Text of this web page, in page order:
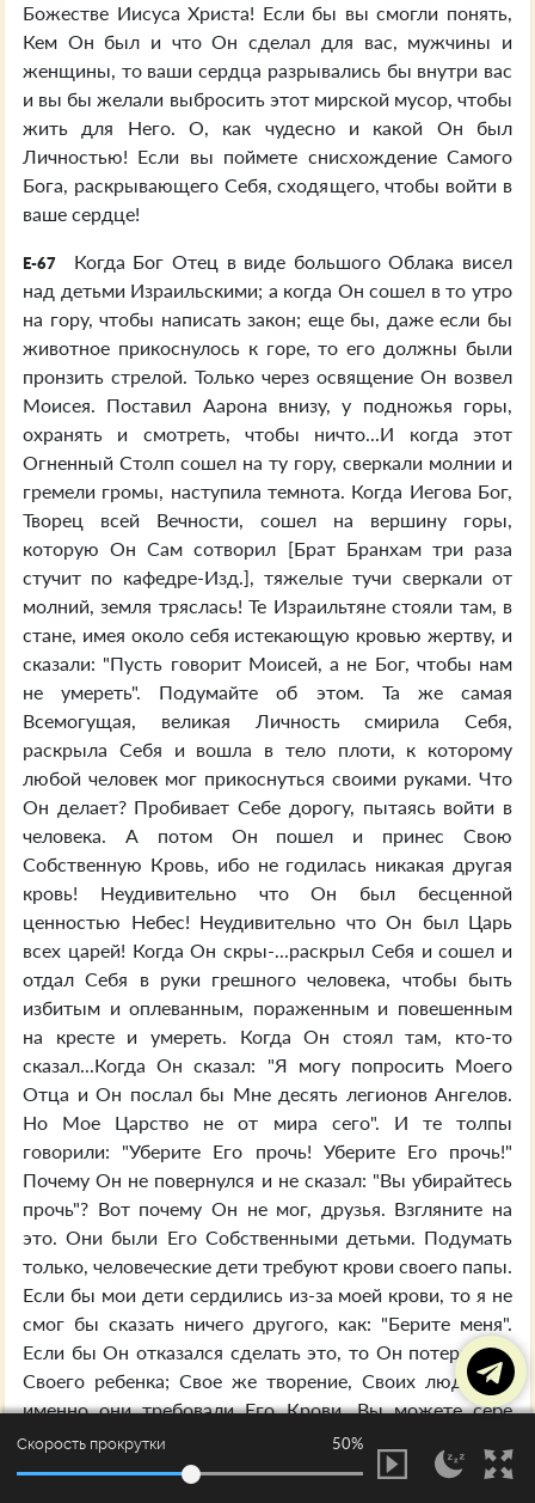
Божестве Иисуса Христа! Если бы вы смогли понять,
Кем Он был и что Он сделал для вас, мужчины и
женщины, то ваши сердца разрывались бы внутри вас
и вы бы желали выбросить этот мирской мусор, чтобы
жить для Него. О, как чудесно и какой Он был
Личностью! Если вы поймете снисхождение Самого
Бога, раскрывающего Себя, сходящего, чтобы войти в
ваше сердце!
E-67
Когда Бог Отец в виде большого Облака висел
над детьми Израильскими; а когда Он сошел в то утро
на гору, чтобы написать закон; еще бы, даже если бы
животное прикоснулось к горе, то его должны были
пронзить стрелой. Только через освящение Он возвел
Моисея. Поставил Аарона внизу, у подножья горы,
охранять и смотреть, чтобы ничто...И когда этот
Огненный Столп сошел на ту гору, сверкали молнии и
гремели громы, наступила темнота. Когда Иегова Бог,
Творец всей Вечности, сошел на вершину горы,
которую Он Сам сотворил [Брат Бранхам три раза
стучит по кафедре-Изд.], тяжелые тучи сверкали от
молний, земля тряслась! Те Израильтяне стояли там, в
стане, имея около себя истекающую кровью жертву, и
сказали: "Пусть говорит Моисей, а не Бог, чтобы нам
не умереть". Подумайте об этом. Та же самая
Всемогущая, великая Личность смирила Себя,
раскрыла Себя и вошла в тело плоти, к которому
любой человек мог прикоснуться своими руками. Что
Он делает? Пробивает Себе дорогу, пытаясь войти в
человека. А потом Он пошел и принес Свою
Собственную Кровь, ибо не годилась никакая другая
кровь! Неудивительно что Он был бесценной
ценностью Небес! Неудивительно что Он был Царь
всех царей! Когда Он скры-...раскрыл Себя и сошел и
отдал Себя в руки грешного человека, чтобы быть
избитым и оплеванным, пораженным и повешенным
на кресте и умереть. Когда Он стоял там, кто-то
сказал...Когда Он сказал: "Я могу попросить Моего
Отца и Он послал бы Мне десять легионов Ангелов.
Но Мое Царство не от мира сего". И те толпы
говорили: "Уберите Его прочь! Уберите Его прочь!"
Почему Он не повернулся и не сказал: "Вы убирайтесь
прочь"? Вот почему Он не мог, друзья. Взгляните на
это. Они были Его Собственными детьми. Подумать
только, человеческие дети требуют крови своего папы.
Если бы мои дети сердились из-за моей крови, то я не
смог бы сказать ничего другого, как: "Берите меня".
Если бы Он отказался сделать это, то Он потерял бы
Своего ребенка; Свое же творение, Своих людей. И
именно они требовали Его Крови. Вы можете себе
представить детей, требующих Крови своего Отца?
Вот почему Он не мог сказать "нет". Если бы Он сказал
Скорость прокрутки 50%